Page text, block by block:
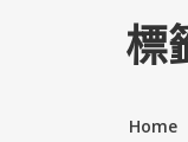
標
Home